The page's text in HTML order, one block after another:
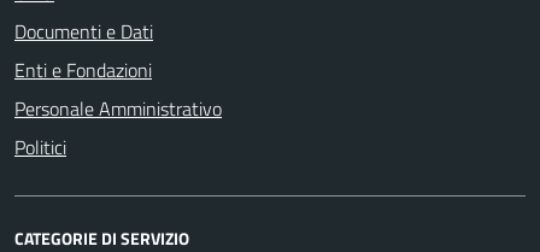
Documenti e Dati
Enti e Fondazioni
Personale Amministrativo
Politici
CATEGORIE DI SERVIZIO